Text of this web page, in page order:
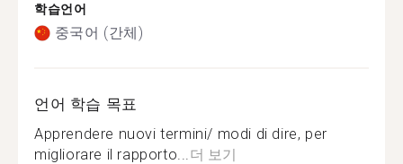
학습언어
중국어 (간체)
언어 학습 목표
Apprendere nuovi termini/ modi di dire, per
migliorare il rapporto...더 보기